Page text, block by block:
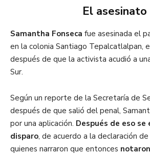
El asesinato
Samantha Fonseca fue asesinada el
en la colonia Santiago Tepalcatlalpan,
después de que la activista acudió a
Sur.
Según un reporte de la Secretaría de
después de que salió del penal,
por una aplicación. Después de eso se
disparo, de acuerdo a la declaración
quienes narraron que entonces